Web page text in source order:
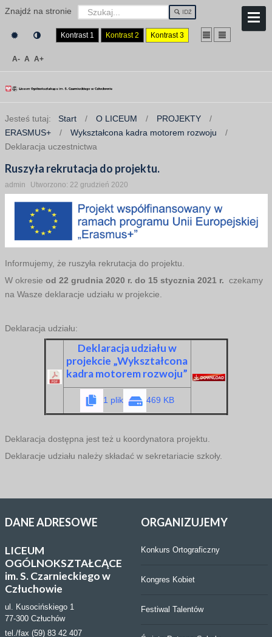
Znajdź na stronie IDŹ
Kontrast 1 Kontrast 2 Kontrast 3
A- A A+
Jesteś tutaj: Start / O LICEUM / PROJEKTY
/
ERASMUS+
/ Wykształcona kadra motorem rozwoju
/
Deklaracja uczestnictwa
Ruszyła rekrutacja do projektu.
admin Utworzono: 22 grudzień 2020
Informujemy, że ruszyła rekrutacja do projektu.
W okresie od 22 grudnia 2020 r. do 15 stycznia 2021 r. czekamy
na Wasze deklaracje udziału w projekcie.
Deklaracja udziału:
Deklaracja udziału w
projekcie „Wykształcona
kadra motorem rozwoju”
1 plik 469 KB
Deklaracja dostępna jest też u koordynatora projektu.
Deklaracje udziału należy składać w sekretariacie szkoły.
DANEADRESOWE
LICEUM
OGÓLNOKSZTAŁCĄCE
im. S. Czarnieckiego w
Człuchowie
ul. Kusocińskiego 1
77-300 Człuchów
tel./fax (59) 83 42 407
ORGANIZUJEMY
Konkurs Ortograficzny
Kongres Kobiet
Festiwal Talentów